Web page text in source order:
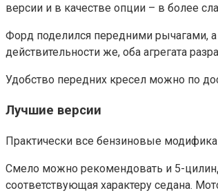
версии и в качестве опции – в более
Форд поделился передними рычагами,
действительности же, оба агрегата
Удобство передних кресел можно по
Лучшие версии
Практически все бензиновые
Смело можно рекомендовать и 5-
соответствующая характеру седана.